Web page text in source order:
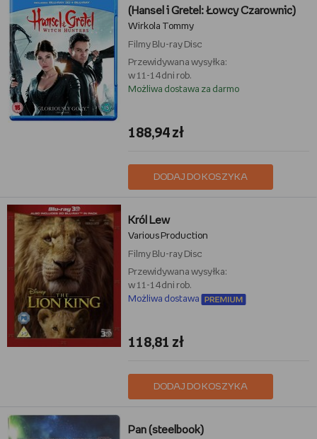
(Hansel i Gretel: Łowcy Czarownic)
Wirkola Tommy
Filmy Blu-ray Disc
Przewidywana wysyłka:
w 11-14 dni rob.
Możliwa dostawa za darmo
188,94 zł
DODAJ DO KOSZYKA
Król Lew
Various Production
Filmy Blu-ray Disc
Przewidywana wysyłka:
w 11-14 dni rob.
Możliwa dostawa
118,81 zł
DODAJ DO KOSZYKA
Pan (steelbook)